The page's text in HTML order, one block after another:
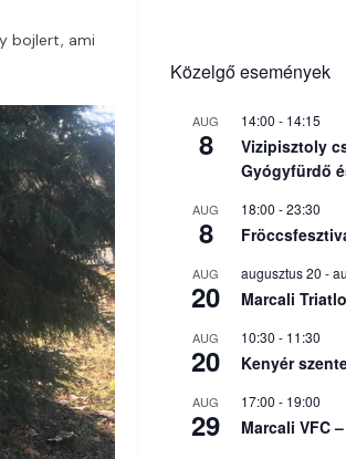
bojlert, ami
Közelgő események
AUG
8
14:00 - 14:15
Vizipisztoly
Gyógyfürdő
AUG
8
18:00 -23:30
AUG
20
augusztus 20 -
Marcali
AUG
20
10:30 - 11:30
Kenyér
AUG
29
17:00 - 19:00
Marcali VFC